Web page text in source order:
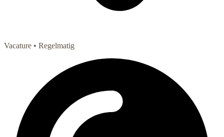
Vacature • Regelmatig